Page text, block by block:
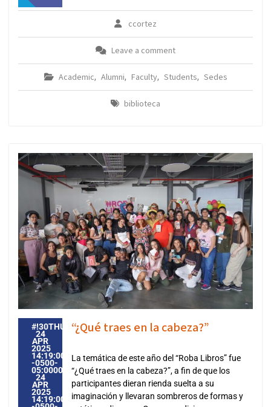
ccortez
Leave a comment
Academic, Alumni, Faculty, Students, Sedes
biblioteca
#!30THU,
24
APR
2025
14:19:00
-0500-
05:000030#30THU,
24
APR
2025
14:19:00
“¿Qué traes en la cabeza?”
La temática de este año del “Roba Libros” fue
“¿Qué traes en la cabeza?”, a fin de que los
participantes dieran rienda suelta a su
imaginación y llevaran sombreros de formas y